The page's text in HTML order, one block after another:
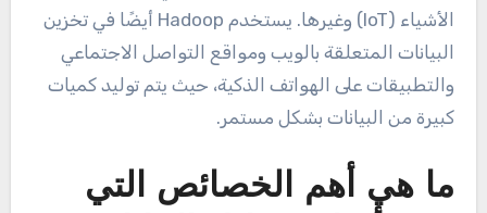
الأشياء (IoT) وغيرها. يستخدم Hadoop أيضًا في تخزين
البيانات المتعلقة بالويب ومواقع التواصل الاجتماعي
والتطبيقات على الهواتف الذكية، حيث يتم توليد كميات
كبيرة من البيانات بشكل مستمر.
ما هي أهم الخصائص التي